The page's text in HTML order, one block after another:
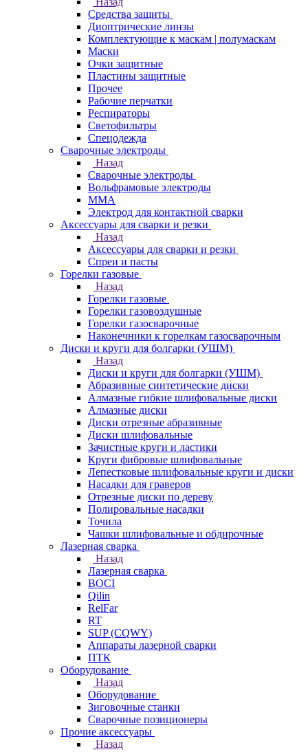
Средства защиты
Диоптрические линзы
Комплектующие к маскам | полумаскам
Маски
Очки защитные
Пластины защитные
Прочее
Рабочие перчатки
Респираторы
Светофильтры
Спецодежда
Сварочные электроды
Назад
Сварочные электроды
Вольфрамовые электроды
ММА
Электрод для контактной сварки
Аксессуары для сварки и резки
Назад
Аксессуары для сварки и резки
Спреи и пасты
Горелки газовые
Назад
Горелки газовые
Горелки газовоздушные
Горелки газосварочные
Наконечники к горелкам газосварочным
Диски и круги для болгарки (УШМ)
Назад
Диски и круги для болгарки (УШМ)
Абразивные синтетические диски
Алмазные гибкие шлифовальные диски
Алмазные диски
Диски отрезные абразивные
Диски шлифовальные
Зачистные круги и ластики
Круги фибровые шлифовальные
Лепестковые шлифовальные круги и диски
Насадки для граверов
Отрезные диски по дереву
Полировальные насадки
Точила
Чашки шлифовальные и обдирочные
Лазерная сварка
Назад
Лазерная сварка
BOCI
Qilin
RelFar
RT
SUP (CQWY)
Аппараты лазерной сварки
ПТК
Оборудование
Назад
Оборудование
Зиговочные станки
Сварочные позиционеры
Прочие аксессуары
Назад